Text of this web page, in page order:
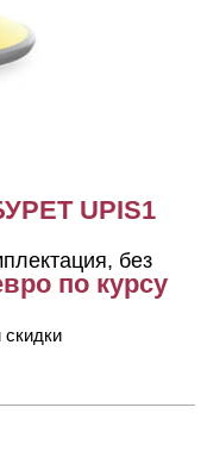
UPIS1
без
по курсу